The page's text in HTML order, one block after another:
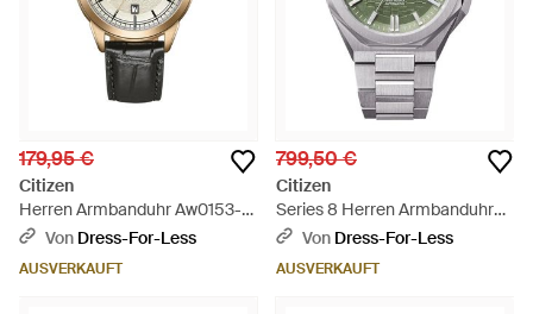
179,95 €
Citizen
Herren Armbanduhr Aw0153-
04Ac - Mettallic
Von Dress-For-Less
AUSVERKAUFT
799,50 €
Citizen
Series 8 Herren Armbanduhr
Nb6080-51W - Grau
Von Dress-For-Less
AUSVERKAUFT